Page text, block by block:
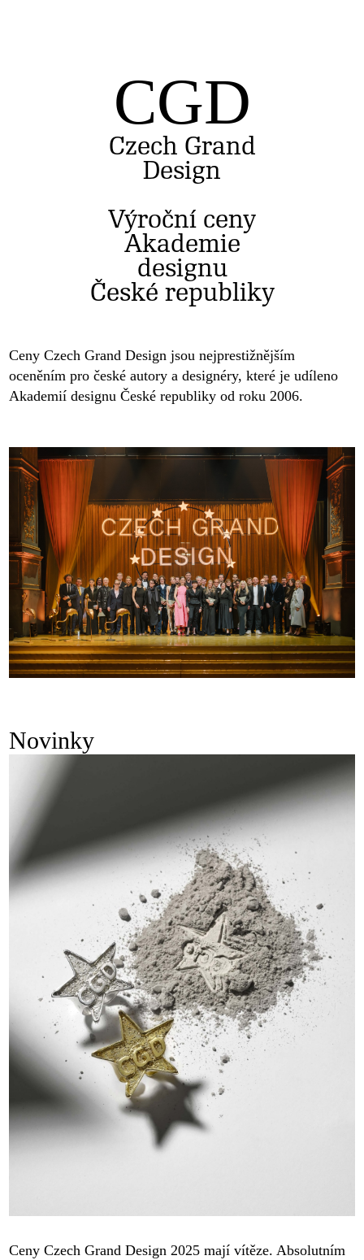
CGD
Czech Grand
Design
Výroční ceny
Akademie
designu
České republiky
Ceny Czech Grand Design jsou nejprestižnějším
oceněním pro české autory a designéry, které je udíleno
Akademií designu České republiky od roku 2006.
Novinky
Ceny Czech Grand Design 2025 mají vítěze. Absolutním